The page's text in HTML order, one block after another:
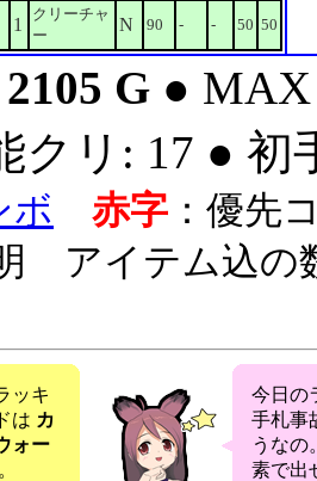
1
クリーチャ
ー
N 90 - - 50 50
2105 G ●
クリ: 17 ● 初
ボ 赤字 ：優先
アイテム込の
ッキ
は カ
ォー
今日の
手札事
うなの
素で出